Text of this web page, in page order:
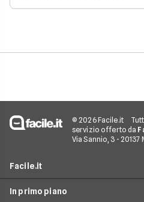
spesso generano
© 2026 Facile.it
servizio offerto da
Via Sannio, 3 - 20137
Facile.it
Assicurazioni
In primo piano